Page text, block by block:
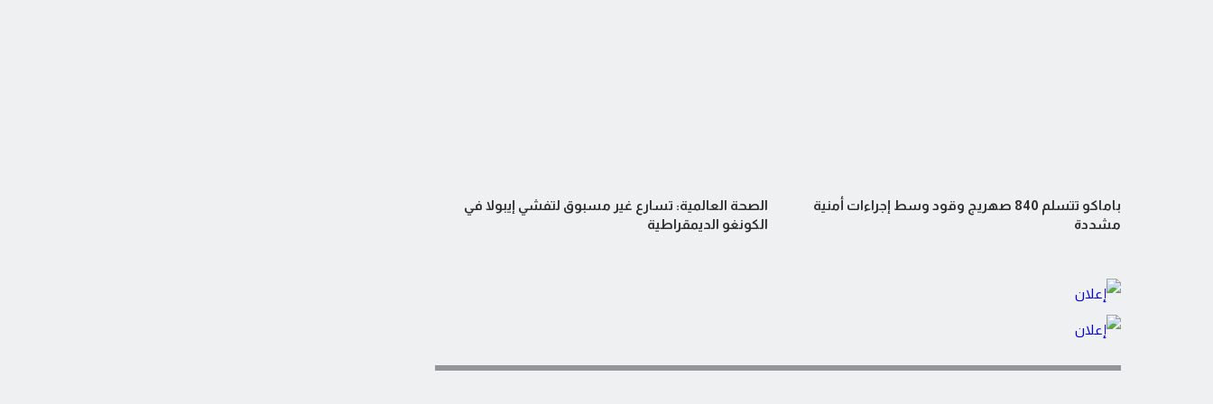
باماكو تتسلم 840 صهريج وقود وسط إجراءات أمنية
مشددة
الصحة العالمية: تسارع غير مسبوق لتفشي إيبولا في
الكونغو الديمقراطية